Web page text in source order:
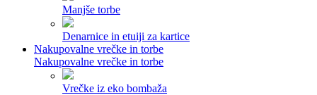
Manjše torbe
Denarnice in etuiji za kartice
Nakupovalne vrečke in torbe
Nakupovalne vrečke in torbe
Vrečke iz eko bombaža